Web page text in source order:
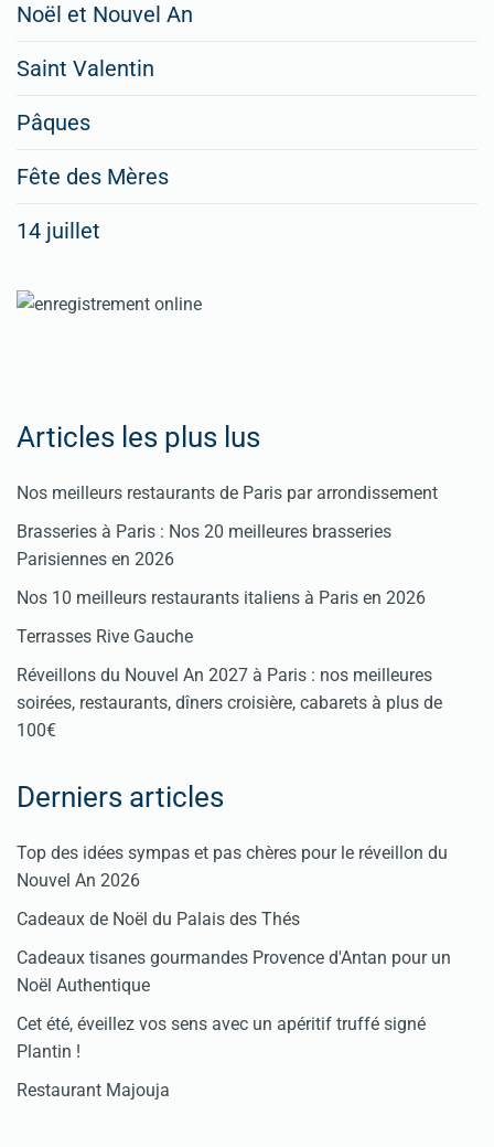
Noël et Nouvel An
Saint Valentin
Pâques
Fête des Mères
14 juillet
Articles les plus lus
Nos meilleurs restaurants de Paris par arrondissement
Brasseries à Paris : Nos 20 meilleures brasseries
Parisiennes en 2026
Nos 10 meilleurs restaurants italiens à Paris en 2026
Terrasses Rive Gauche
Réveillons du Nouvel An 2027 à Paris : nos meilleures
soirées, restaurants, dîners croisière, cabarets à plus de
100€
Derniers articles
Top des idées sympas et pas chères pour le réveillon du
Nouvel An 2026
Cadeaux de Noël du Palais des Thés
Cadeaux tisanes gourmandes Provence d'Antan pour un
Noël Authentique
Cet été, éveillez vos sens avec un apéritif truffé signé
Plantin !
Restaurant Majouja